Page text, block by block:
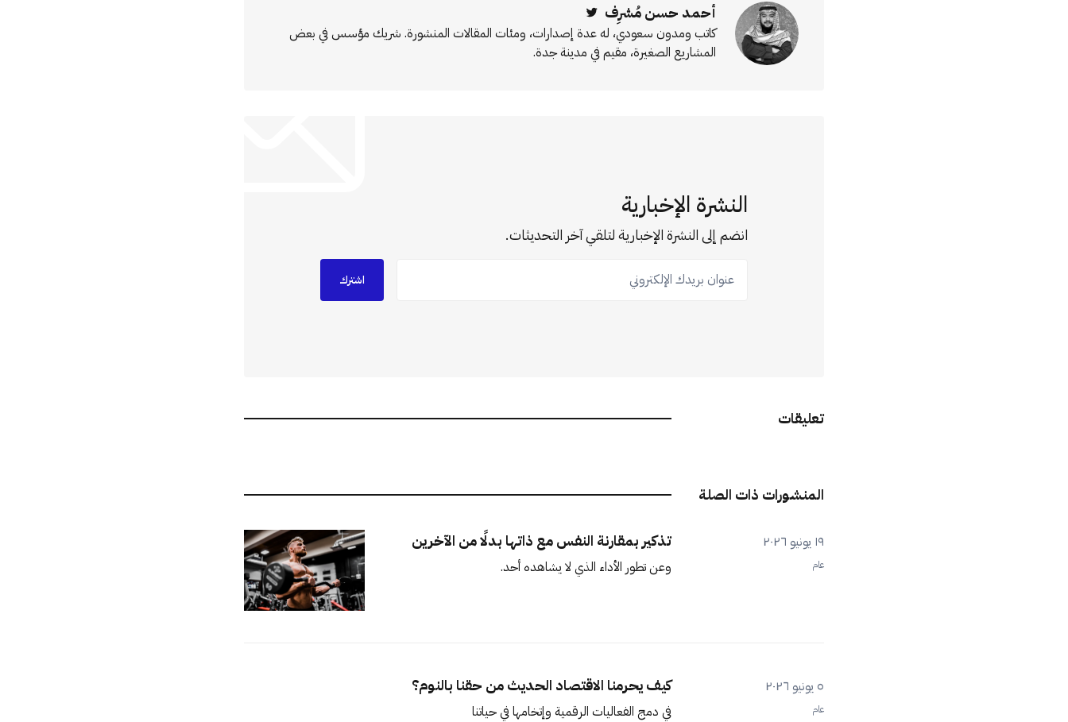
أحمد حسن مُشرِف
كاتب ومدون سعودي، له عدة إصدارات، ومئات المقالات المنشورة. شريك مؤسس في بعض
المشاريع الصغيرة، مقيم في مدينة جدة.
النشرة الإخبارية
انضم إلى النشرة الإخبارية لتلقي آخر التحديثات.
عنوان بريدك الإلكتروني
اشترك
تعليقات
المنشورات ذات الصلة
١٩ يونيو ٢٠٢٦
عام
تذكير بمقارنة النفس مع ذاتها بدلًا من الآخرين
وعن تطور الأداء الذي لا يشاهده أحد.
٥ يونيو ٢٠٢٦
عام
كيف يحرمنا الاقتصاد الحديث من حقنا بالنوم؟
في دمج الفعاليات الرقمية وإتخامها في حياتنا